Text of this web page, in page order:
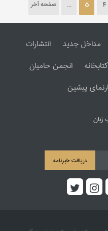
4
5
... صفحه آخر
مداخل جدید
انتشارات
انجمن حامیان
پیشین
زبان
دریافت خبرنامه